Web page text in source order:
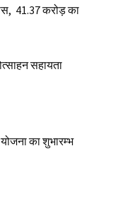
₹ 41.37 करोड़ का
सहायता
का शुभारम्भ